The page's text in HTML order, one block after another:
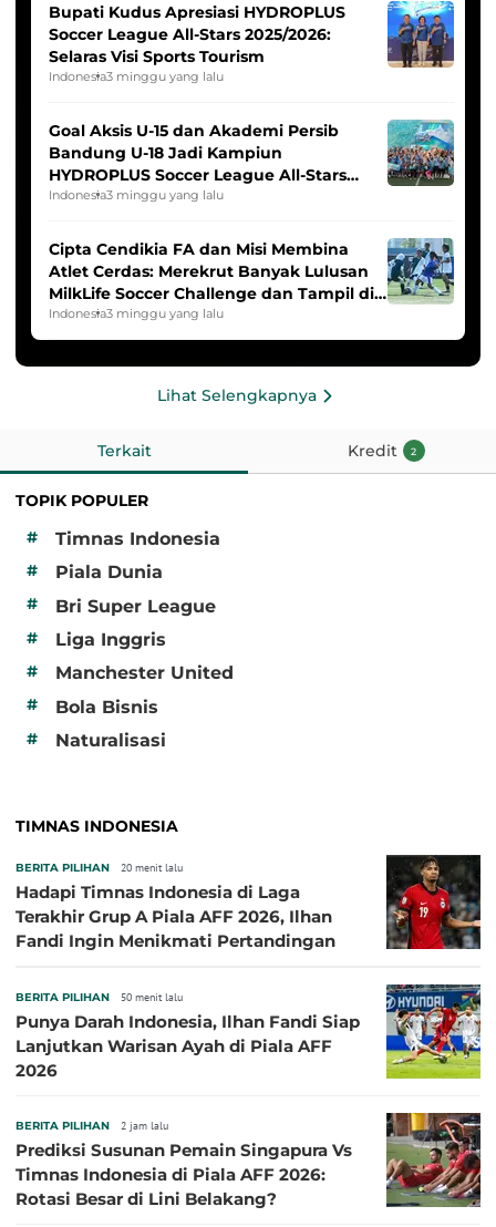
Bupati Kudus Apresiasi HYDROPLUS
Soccer League All-Stars 2025/2026:
Selaras Visi Sports Tourism
Indonesia3 minggu yang lalu
Goal Aksis U-15 dan Akademi Persib
Bandung U-18 Jadi Kampiun
HYDROPLUS Soccer League All-Stars
2025/2026
Indonesia3 minggu yang lalu
Cipta Cendikia FA dan Misi Membina
Atlet Cerdas: Merekrut Banyak Lulusan
MilkLife Soccer Challenge dan Tampil di
HYDROPLUS Soccer League
Indonesia3 minggu yang lalu
Lihat Selengkapnya
Terkait Kredit 2
TOPIK POPULER
#
Timnas Indonesia
# Piala Dunia
# Bri Super League
# Liga Inggris
# Manchester United
# Bola Bisnis
# Naturalisasi
TIMNAS INDONESIA
BERITA PILIHAN 20 menit lalu
Hadapi Timnas Indonesia di Laga
Terakhir Grup A Piala AFF 2026, Ilhan
Fandi Ingin Menikmati Pertandingan
BERITA PILIHAN 50 menit lalu
Punya Darah Indonesia, Ilhan Fandi Siap
Lanjutkan Warisan Ayah di Piala AFF
2026
BERITA PILIHAN 2 jam lalu
Prediksi Susunan Pemain Singapura Vs
Timnas Indonesia di Piala AFF 2026:
Rotasi Besar di Lini Belakang?